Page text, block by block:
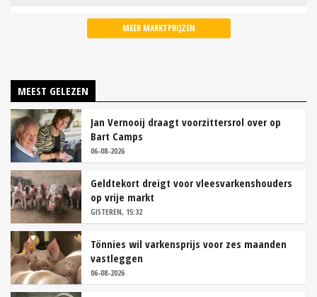
MEER MARKTPRIJZEN
MEEST GELEZEN
Jan Vernooij draagt voorzittersrol over op
Bart Camps
06-08-2026
Geldtekort dreigt voor vleesvarkenshouders
op vrije markt
GISTEREN, 15:32
Tönnies wil varkensprijs voor zes maanden
vastleggen
06-08-2026